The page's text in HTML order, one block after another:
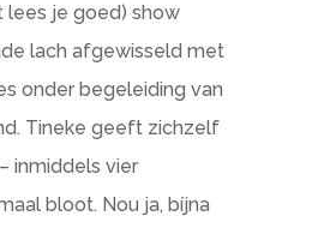
lees je goed) show
lach afgewisseld met
onder begeleiding van
Tineke geeft zichzelf
inmiddels vier
bloot. Nou ja, bíjna